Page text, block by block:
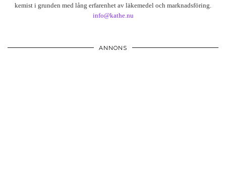
kemist i grunden med lång erfarenhet av läkemedel och marknadsföring.
info@kathe.nu
ANNONS